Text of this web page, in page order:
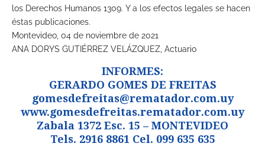
los Derechos Humanos 1309. Y a los efectos legales se hacen
éstas publicaciones.
Montevideo, 04 de noviembre de 2021
ANA DORYS GUTIÉRREZ VELÁZQUEZ, Actuario
INFORMES:
GERARDO GOMES DE FREITAS
gomesdefreitas@rematador.com.uy
www.gomesdefreitas.rematador.com.uy
Zabala 1372 Esc. 15 – MONTEVIDEO
Tels. 2916 8861 Cel. 099 635 635